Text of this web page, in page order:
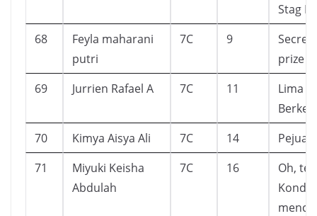
Stag
68
Feyla maharani
putri
7C 9
Secret
prize
69
Jurrien Rafael A 7C 11
Lima
70
Kimya Aisya Ali 7C 14
71
Miyuki Keisha
Abdulah
7C 16
Oh,